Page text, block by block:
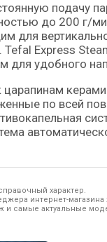
подачу
до 200 г/
для
Express
для удобного
по всей
характер.
интернет-
и самые актуальные